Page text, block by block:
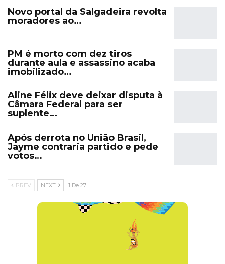
Novo portal da Salgadeira revolta
moradores ao…
PM é morto com dez tiros
durante aula e assassino acaba
imobilizado…
Aline Félix deve deixar disputa à
Câmara Federal para ser
suplente…
Após derrota no União Brasil,
Jayme contraria partido e pede
votos…
PREV NEXT 1 De 27